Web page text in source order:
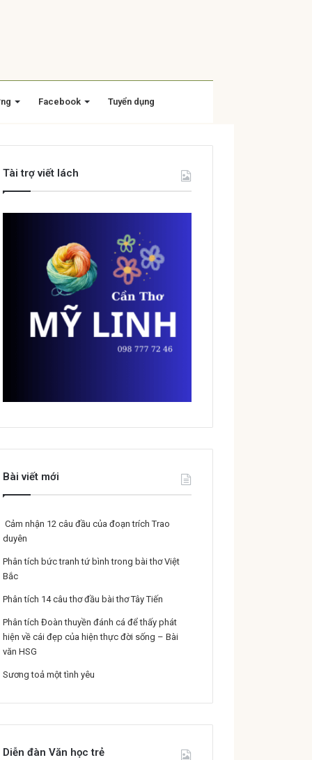
Facebook Tuyển dụng
Tài trợ viết lách
Bài viết mới
Cảm nhận 12 câu đầu của đoạn trích Trao
duyên
Phân tích bức tranh tứ bình trong bài thơ Việt
Bắc
Phân tích 14 câu thơ đầu bài thơ Tây Tiến
Phân tích Đoàn thuyền đánh cá để thấy phát
hiện về cái đẹp của hiện thực đời sống – Bài
văn HSG
Sương toả một tình yêu
Diễn đàn Văn học trẻ